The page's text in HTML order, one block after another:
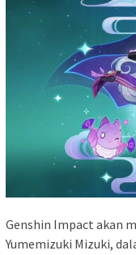
Genshin Impact akan
Yumemizuki Mizuki,